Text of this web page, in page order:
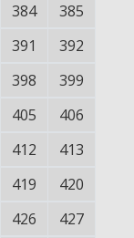
384
385
391
392
398
399
405
406
412
413
419
420
426 427